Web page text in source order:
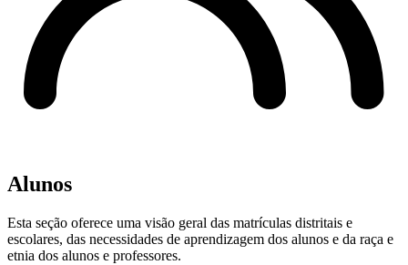
Alunos
Esta seção oferece uma visão geral das matrículas distritais e
escolares, das necessidades de aprendizagem dos alunos e da raça e
etnia dos alunos e professores.